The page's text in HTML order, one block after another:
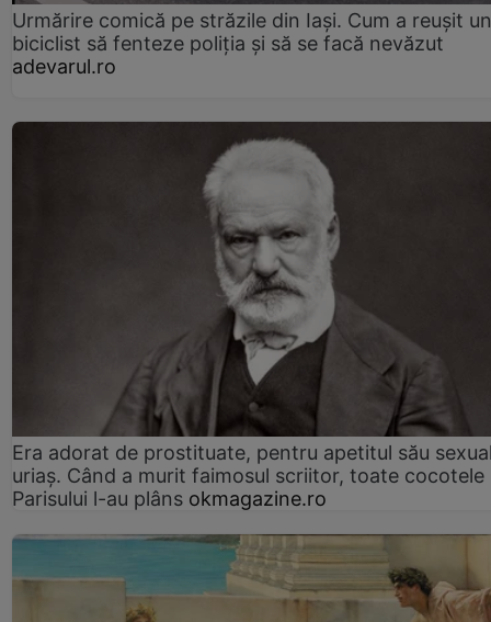
Urmărire comică pe străzile din Iași. Cum a reușit un
biciclist să fenteze poliția și să se facă nevăzut
adevarul.ro
Era adorat de prostituate, pentru apetitul său
uriaș. Când a murit faimosul scriitor, toate cocotele
Parisului l-au plâns okmagazine.ro